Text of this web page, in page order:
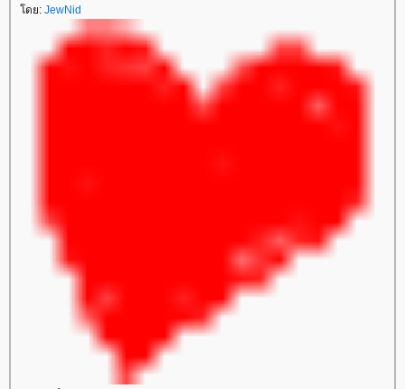
ดย: JewNid